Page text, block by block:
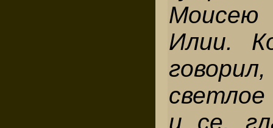
Моисею
Илии.
и се,